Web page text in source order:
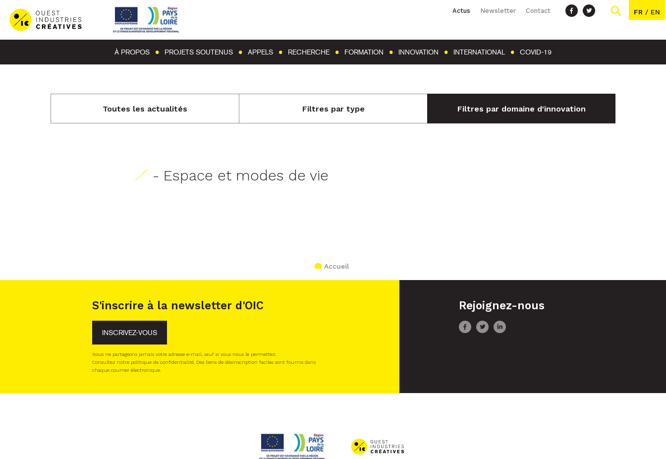
Actus Newsletter Contact FR / EN
À PROPOS PROJETS SOUTENUS APPELS RECHERCHE FORMATION INNOVATION INTERNATIONAL COVID-19
Toutes les actualités Filtres par type Filtres par domaine d'innovation
- Espace et modes de vie
Accueil
S'inscrire à la newsletter d'OIC
INSCRIVEZ-VOUS
Nous ne partageons jamais votre adresse e-mail, sauf si vous nous le permettez.
Consultez notre politique de confidentialité. Des liens de désinscription faciles sont fournis dans
chaque courrier électronique.
Rejoignez-nous